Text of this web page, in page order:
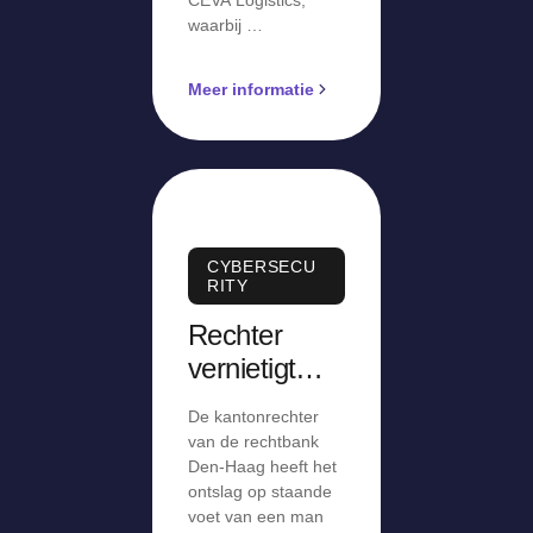
waarbij …
Meer informatie
CYBERSECU
RITY
Rechter
vernietigt
staande
voet:
‘Stiekem
De kantonrechter
van de rechtbank
Den-Haag heeft het
ontslag op staande
voet van een man